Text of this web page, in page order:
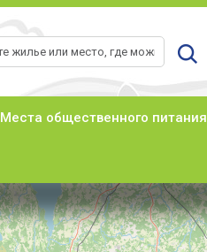
Места общественного питания